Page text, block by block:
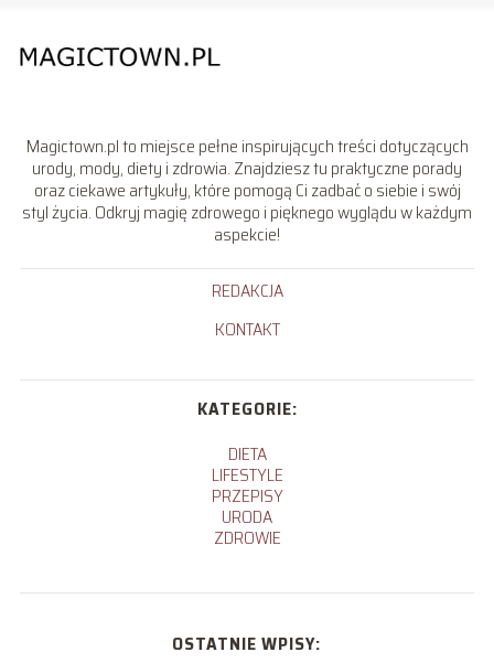
Magictown.pl to miejsce pełne inspirujących treści dotyczących
urody, mody, diety i zdrowia. Znajdziesz tu praktyczne porady
oraz ciekawe artykuły, które pomogą Ci zadbać o siebie i swój
styl życia. Odkryj magię zdrowego i pięknego wyglądu w każdym
aspekcie!
REDAKCJA
KONTAKT
KATEGORIE:
DIETA
LIFESTYLE
PRZEPISY
URODA
ZDROWIE
OSTATNIE WPISY: